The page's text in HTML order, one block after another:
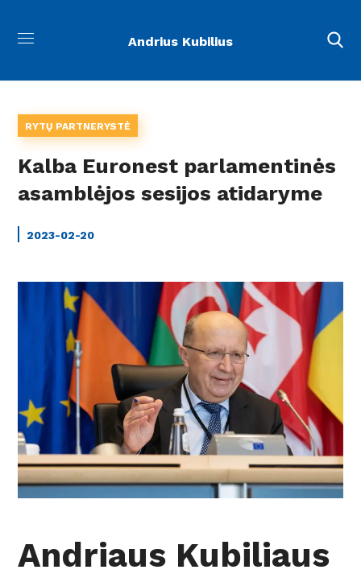
Andrius Kubilius
RYTŲ PARTNERYSTĖ
Kalba Euronest parlamentinės
asamblėjos sesijos atidaryme
2023-02-20
Andriaus Kubiliaus